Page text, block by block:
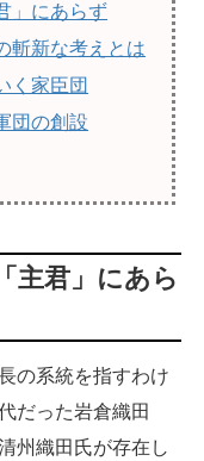
」にあらず
斬新な考えとは
く家臣団
団の創設
主君」にあら
の系統を指すわけ
だった岩倉織田
州織田氏が存在し